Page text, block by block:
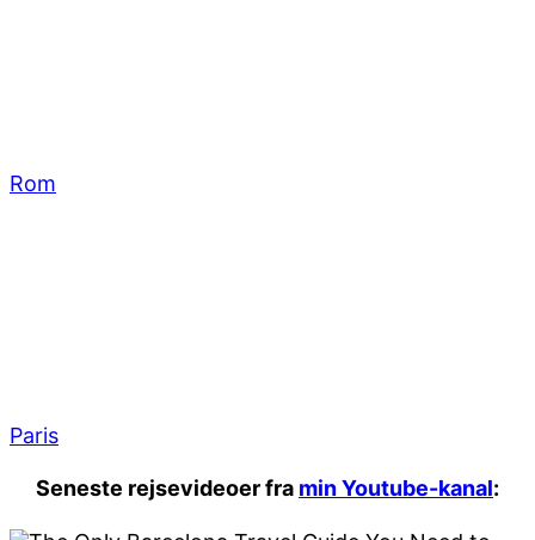
Rom
Paris
Seneste rejsevideoer fra min Youtube-kanal: